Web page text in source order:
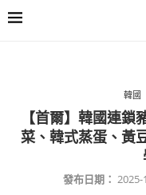
韓國
【首爾】韓國連鎖
菜、韓式蒸蛋、黃
發布日期： 2025-